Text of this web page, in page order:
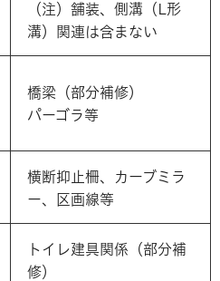
（注）舗装、側溝（L形
溝）関連は含まない
橋梁（部分補修）
パーゴラ等
横断抑止柵、カーブミラ
ー、区画線等
トイレ建具関係（部分補
修）